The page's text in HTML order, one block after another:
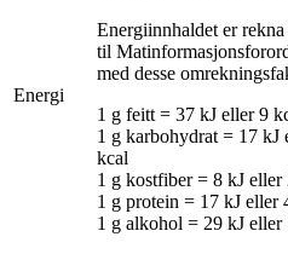
Energi
Energiinnhaldet er
til
med desse
1 g feitt = 37 kJ eller 9
1 g karbohydrat = 17 kJ
kcal
1 g kostfiber = 8 kJ eller
1 g protein = 17 kJ eller
1 g alkohol = 29 kJ eller